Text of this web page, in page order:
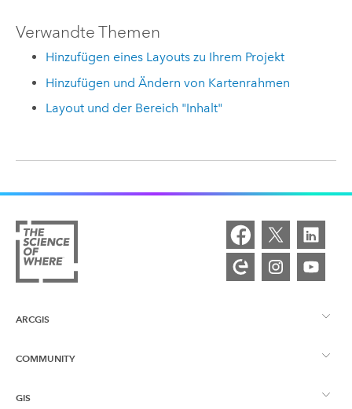
Verwandte Themen
Hinzufügen eines Layouts zu Ihrem Projekt
Hinzufügen und Ändern von Kartenrahmen
Layout und der Bereich "Inhalt"
ARCGIS
ArcGIS – Überblick
Kartenerstellung
COMMUNITY
Esri Community
GIS